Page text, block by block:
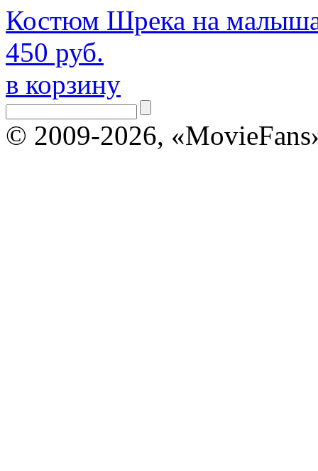
Костюм Шрека на
450 руб.
в корзину
© 2009-2026,